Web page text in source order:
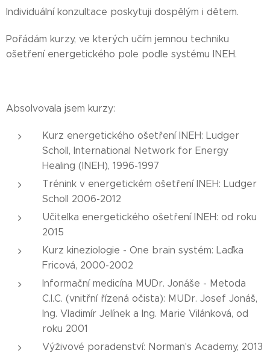
Individuální konzultace poskytuji dospělým i dětem.
Pořádám kurzy, ve kterých učím jemnou techniku
ošetření energetického pole podle systému INEH.
Absolvovala jsem kurzy:
Kurz energetického ošetření INEH: Ludger
Scholl, International Network for Energy
Healing (INEH), 1996-1997
Trénink v energetickém ošetření INEH: Ludger
Scholl 2006-2012
Učitelka energetického ošetření INEH: od roku
2015
Kurz kineziologie - One brain systém: Laďka
Fricová, 2000-2002
Informační medicína MUDr. Jonáše - Metoda
C.I.C. (vnitřní řízená očista): MUDr. Josef Jonáš,
Ing. Vladimír Jelínek a Ing. Marie Vilánková, od
roku 2001
Výživové poradenství: Norman's Academy, 2013